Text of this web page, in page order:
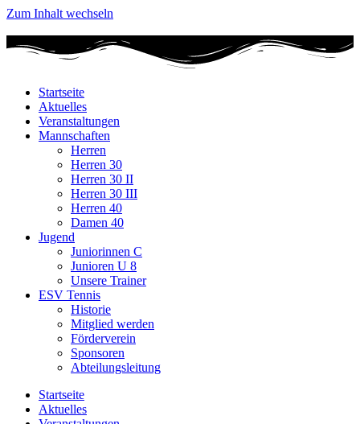
Zum Inhalt wechseln
Startseite
Aktuelles
Veranstaltungen
Mannschaften
Herren
Herren 30
Herren 30 II
Herren 30 III
Herren 40
Damen 40
Jugend
Juniorinnen C
Junioren U 8
Unsere Trainer
ESV Tennis
Historie
Mitglied werden
Förderverein
Sponsoren
Abteilungsleitung
Startseite
Aktuelles